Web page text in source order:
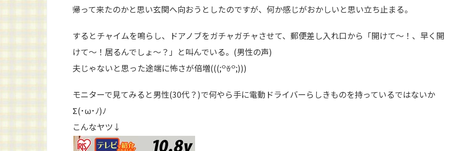
帰って来たのかと思い玄関へ向おうとしたのですが、何か感じがおかしいと思い立ち止まる。
するとチャイムを鳴らし、ドアノブをガチャガチャさせて、郵便差し入れ口から「開けて～！、早く開
けて～！居るんでしょ～？」と叫んでいる。(男性の声)
夫じゃないと思った途端に怖さが倍増(((;꒪ꈊ꒪;)))
モニターで見てみると男性(30代？)で何やら手に電動ドライバーらしきものを持っているではないか
Σ(･ω･ﾉ)ﾉ
こんなヤツ↓